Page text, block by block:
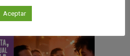
Aceptar